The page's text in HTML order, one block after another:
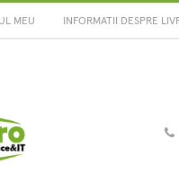
INFORMATII DESPRE
MEU